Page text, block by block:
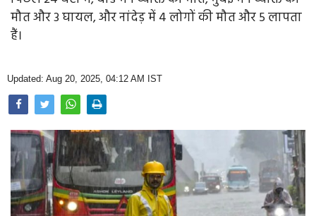
Photo Gallery
Home
मौत और 3 घायल, और नांदेड़ में 4 लोगों की मौत और 5 लापता
हैं।
Updated: Aug 20, 2025, 04:12 AM IST